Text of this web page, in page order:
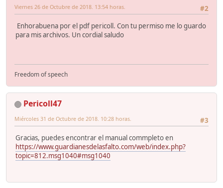
#2
Viernes 26 de Octubre de 2018. 13:54 horas.
Enhorabuena por el pdf pericoll. Con tu permiso me lo guardo
para mis archivos. Un cordial saludo
Freedom of speech
Pericoll47
#3
Miércoles 31 de Octubre de 2018. 10:28 horas.
Gracias, puedes encontrar el manual commpleto en
https://www.guardianesdelasfalto.com/web/index.php?
topic=812.msg1040#msg1040